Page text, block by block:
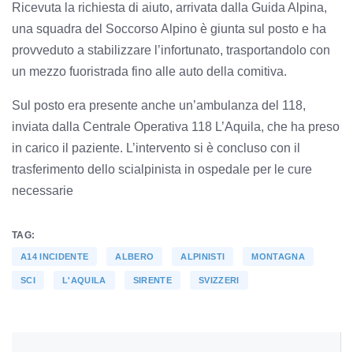
Ricevuta la richiesta di aiuto, arrivata dalla Guida Alpina,
una squadra del Soccorso Alpino è giunta sul posto e ha
provveduto a stabilizzare l’infortunato, trasportandolo con
un mezzo fuoristrada fino alle auto della comitiva.
Sul posto era presente anche un’ambulanza del 118,
inviata dalla Centrale Operativa 118 L’Aquila, che ha preso
in carico il paziente. L’intervento si è concluso con il
trasferimento dello scialpinista in ospedale per le cure
necessarie
TAG:
A14 INCIDENTE ALBERO ALPINISTI MONTAGNA
SCI L'AQUILA SIRENTE SVIZZERI